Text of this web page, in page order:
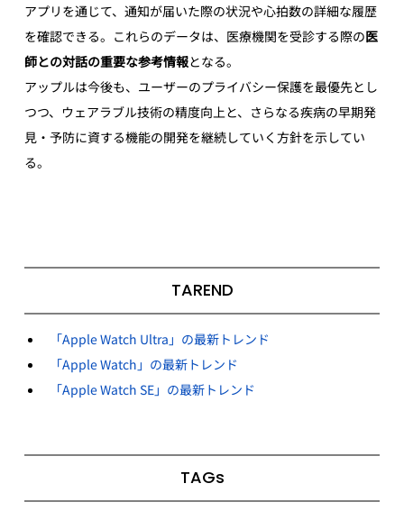
アプリを通じて、通知が届いた際の状況や心拍数の詳細な履歴
を確認できる。これらのデータは、医療機関を受診する際の医
師との対話の重要な参考情報となる。
アップルは今後も、ユーザーのプライバシー保護を最優先とし
つつ、ウェアラブル技術の精度向上と、さらなる疾病の早期発
見・予防に資する機能の開発を継続していく方針を示してい
る。
TAREND
「Apple Watch Ultra」の最新トレンド
「Apple Watch」の最新トレンド
「Apple Watch SE」の最新トレンド
TAGs